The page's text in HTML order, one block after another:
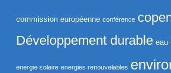
commission européenne conférence
Développement durable eau
energie solaire energies renouvelables